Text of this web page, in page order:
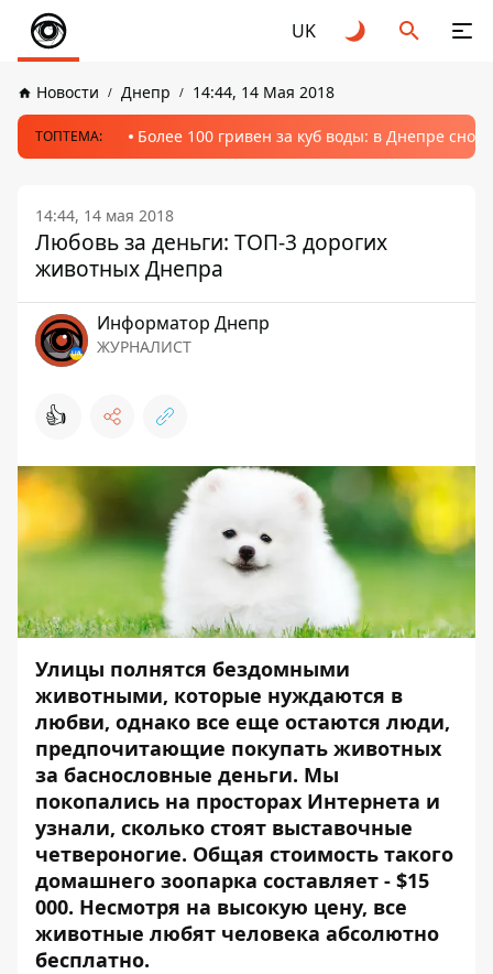
UK
Новости Днепр 14:44, 14 Мая 2018
ТОПТЕМА: Более 100 гривен за куб воды: в Днепре
14:44, 14 мая 2018
Любовь за деньги: ТОП-3 дорогих
животных Днепра
Информатор Днепр
ЖУРНАЛИСТ
👍
Улицы полнятся бездомными
животными, которые нуждаются в
любви, однако все еще остаются люди,
предпочитающие покупать животных
за баснословные деньги. Мы
покопались на просторах Интернета и
узнали, сколько стоят выставочные
четвероногие. Общая стоимость такого
домашнего зоопарка составляет - $15
000. Несмотря на высокую цену, все
животные любят человека абсолютно
бесплатно.